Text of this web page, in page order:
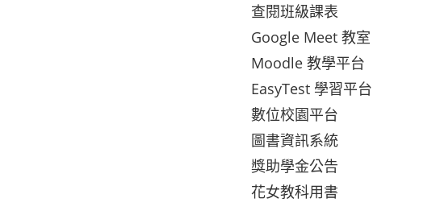
查閱班級課表
Google Meet 教室
Moodle 教學平台
EasyTest 學習平台
數位校園平台
圖書資訊系統
獎助學金公告
花女教科用書